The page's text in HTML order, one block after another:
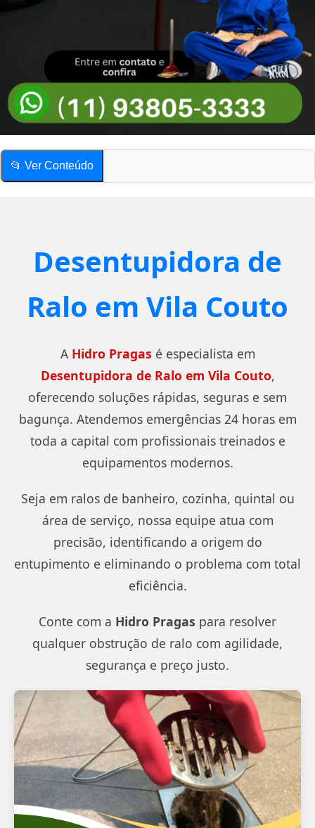
📂 Ver Conteúdo
Desentupidora de Ralo em Vila Couto
Desentupidora de
Ralo em Vila Couto
A Hidro Pragas é especialista em
Desentupidora de Ralo em Vila Couto,
oferecendo soluções rápidas, seguras e sem
bagunça. Atendemos emergências 24 horas em
toda a capital com profissionais treinados e
equipamentos modernos.
Seja em ralos de banheiro, cozinha, quintal ou
área de serviço, nossa equipe atua com
precisão, identificando a origem do
entupimento e eliminando o problema com total
eficiência.
Conte com a Hidro Pragas para resolver
qualquer obstrução de ralo com agilidade,
segurança e preço justo.